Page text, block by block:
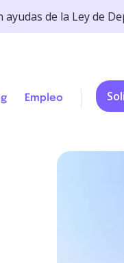
ayudas de la Ley de
Empleo